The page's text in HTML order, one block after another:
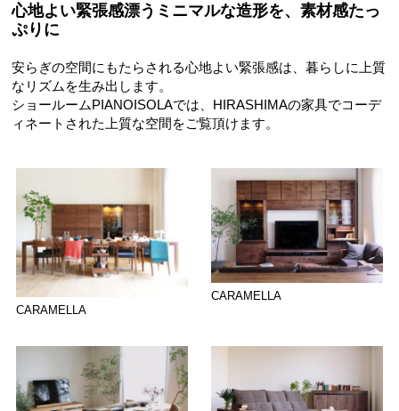
心地よい緊張感漂うミニマルな造形を、素材感たっ
ぷりに
安らぎの空間にもたらされる心地よい緊張感は、暮らしに上質
なリズムを生み出します。
ショールームPIANOISOLAでは、HIRASHIMAの家具でコーデ
ィネートされた上質な空間をご覧頂けます。
CARAMELLA
CARAMELLA